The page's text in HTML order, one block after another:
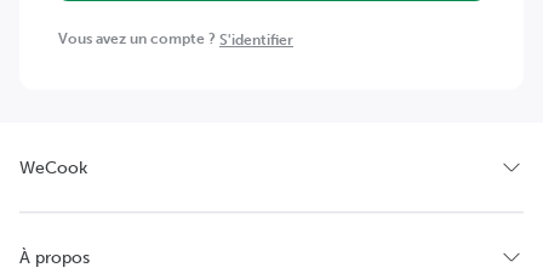
Vous avez un compte ? S'identifier
WeCook
À propos